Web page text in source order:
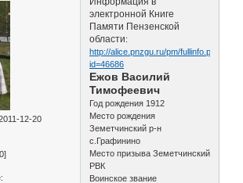
12-20
электронной Книге
Памяти Пензенской
области:
http://alice.pnzgu.ru/pm/fullinfo.php?
id=46686
Ежов Василий
Тимофеевич
Год рождения 1912
Место рождения
Земетчинский р-н
с.Графинино
Место призыва Земетчинский
РВК
Воинское звание